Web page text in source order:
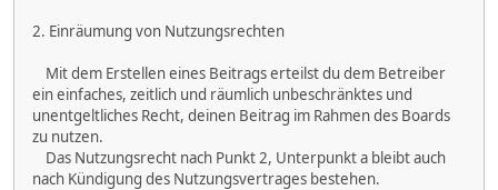
2. Einräumung von Nutzungsrechten
Mit dem Erstellen eines Beitrags erteilst du dem Betreiber
ein einfaches, zeitlich und räumlich unbeschränktes und
unentgeltliches Recht, deinen Beitrag im Rahmen des Boards
zu nutzen.
Das Nutzungsrecht nach Punkt 2, Unterpunkt a bleibt auch
nach Kündigung des Nutzungsvertrages bestehen.